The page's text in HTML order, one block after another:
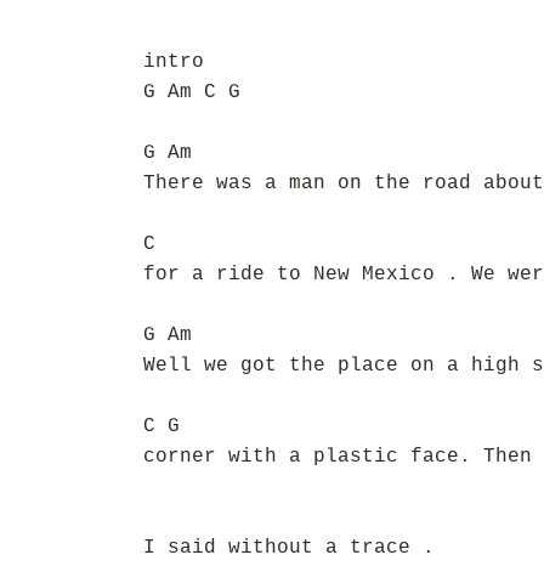
intro
G Am C G
G Am
There was a man on the road
C
for a ride to New Mexico . We
G Am
Well we got the place on a high
C G
corner with a plastic face. Then
I said without a trace .